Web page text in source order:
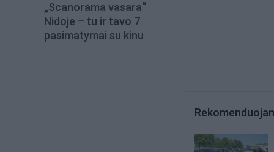
„Scanorama vasara“
Nidoje – tu ir tavo 7
pasimatymai su kinu